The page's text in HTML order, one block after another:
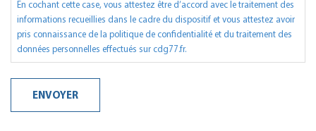
En cochant cette case, vous attestez être d’accord avec le traitement des
informations recueillies dans le cadre du dispositif et vous attestez avoir
pris connaissance de la politique de confidentialité et du traitement des
données personnelles effectués sur cdg77.fr.